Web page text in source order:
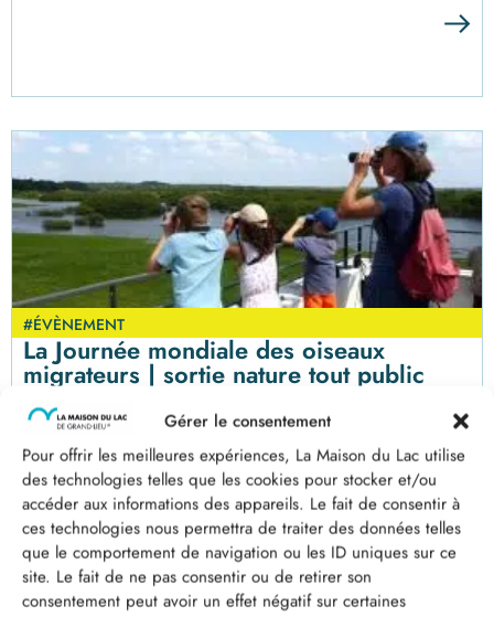
Gérer le consentement
Pour offrir les meilleures expériences, La Maison du Lac utilise
des technologies telles que les cookies pour stocker et/ou
accéder aux informations des appareils. Le fait de consentir à
ces technologies nous permettra de traiter des données telles
que le comportement de navigation ou les ID uniques sur ce
site. Le fait de ne pas consentir ou de retirer son
consentement peut avoir un effet négatif sur certaines
#ÉVÈNEMENT
La Journée mondiale des oiseaux
migrateurs | sortie nature tout public
d'observations et d'échanges autour des oiseaux
migrateurs !